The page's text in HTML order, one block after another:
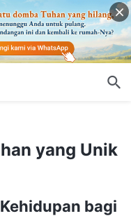
yang Unik
bagi